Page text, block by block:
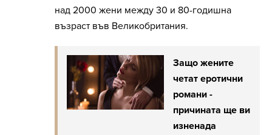
над 2000 жени между 30 и 80-годишна
възраст във Великобритания.
Защо жените
четат еротични
романи -
причината ще ви
изненада